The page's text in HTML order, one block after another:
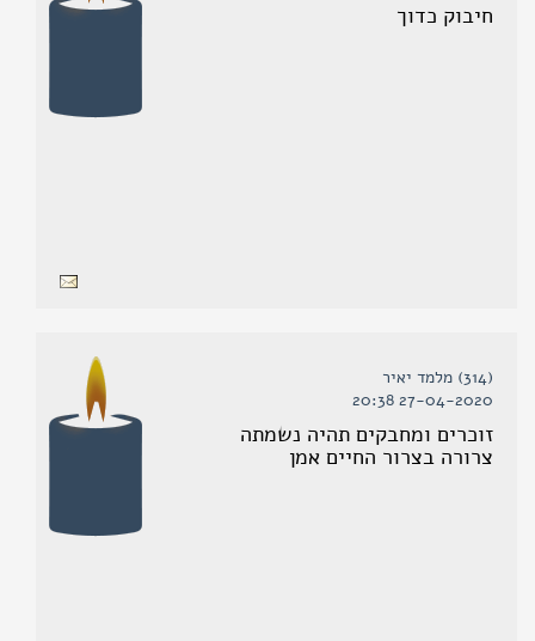
חיבוק כדוך
(314) מלמד יאיר
27-04-2020 20:38
זוכרים ומחבקים תהיה נשמתה
צרורה בצרור החיים אמן